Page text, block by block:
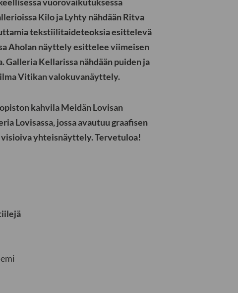
Kilo ja Lyhty nähdään Ritva
tekstiilitaideteoksia esittelevä
Aholan näyttely esittelee viimeisen
Kellarissa nähdään puiden ja
Vitikan valokuvanäyttely.
kahvila Meidän Lovisan
Lovisassa, jossa avautuu graafisen
yhteisnäyttely. Tervetuloa!